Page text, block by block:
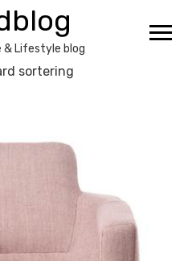
& Lifestyle blog